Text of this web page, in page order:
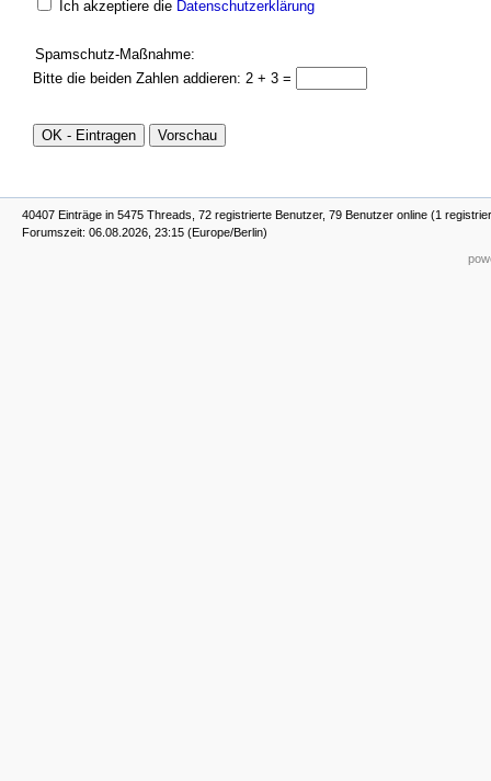
Ich akzeptiere die Datenschutzerklärung
Spamschutz-Maßnahme:
Bitte die beiden Zahlen addieren: 2 + 3 =
40407 Einträge in 5475 Threads, 72 registrierte Benutzer, 79 Benutzer online (1
Forumszeit: 06.08.2026, 23:15 (Europe/Berlin)